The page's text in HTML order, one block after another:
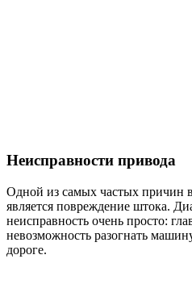
Неисправности привода
Одной из самых частых причин
является повреждение штока.
неисправность очень просто:
невозможность разогнать
дороге.